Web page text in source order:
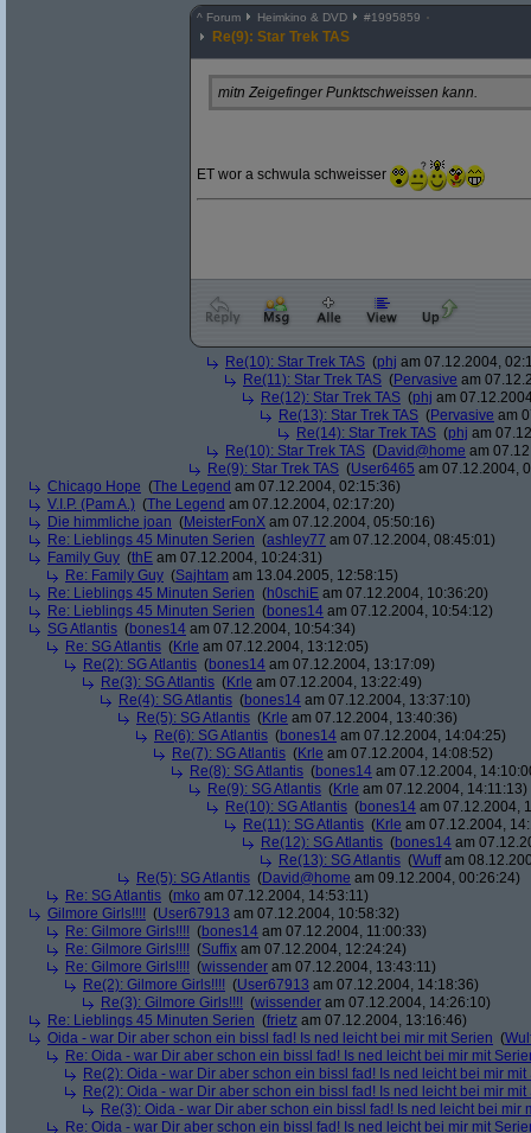
^ Forum Heimkino & DVD #1995859
Re(9): Star Trek TAS
mitn Zeigefinger Punktschweissen kann.
ET wor a schwula schweisser
Re(10): Star Trek TAS (phj am 07.12.2004,
Re(11): Star Trek TAS (Pervasive am
Re(12): Star Trek TAS (phj am
Re(13): Star Trek TAS (Pervasive am
Re(14): Star Trek TAS (phj am
Re(10): Star Trek TAS (David@home am
Re(9): Star Trek TAS (User6465 am 07.12.2004,
Chicago Hope (The Legend am 07.12.2004, 02:15:36)
V.I.P. (Pam A.) (The Legend am 07.12.2004, 02:17:20)
Die himmliche joan (MeisterFonX am 07.12.2004, 05:50:16)
Re: Lieblings 45 Minuten Serien (ashley77 am 07.12.2004, 08:45:01)
Family Guy (thE am 07.12.2004, 10:24:31)
Re: Family Guy (Sajhtam am 13.04.2005, 12:58:15)
Re: Lieblings 45 Minuten Serien (h0schiE am 07.12.2004, 10:36:20)
Re: Lieblings 45 Minuten Serien (bones14 am 07.12.2004, 10:54:12)
SG Atlantis (bones14 am 07.12.2004, 10:54:34)
Re: SG Atlantis (Krle am 07.12.2004, 13:12:05)
Re(2): SG Atlantis (bones14 am 07.12.2004, 13:17:09)
Re(3): SG Atlantis (Krle am 07.12.2004, 13:22:49)
Re(4): SG Atlantis (bones14 am 07.12.2004, 13:37:10)
Re(5): SG Atlantis (Krle am 07.12.2004, 13:40:36)
Re(6): SG Atlantis (bones14 am 07.12.2004, 14:04:25)
Re(7): SG Atlantis (Krle am 07.12.2004, 14:08:52)
Re(8): SG Atlantis (bones14 am 07.12.2004,
Re(9): SG Atlantis (Krle am 07.12.2004, 14:11:13)
Re(10): SG Atlantis (bones14 am 07.12.2004,
Re(11): SG Atlantis (Krle am 07.12.2004,
Re(12): SG Atlantis (bones14 am
Re(13): SG Atlantis (Wuffam
Re(5): SG Atlantis (David@home am 09.12.2004, 00:26:24)
Re: SG Atlantis (mko am 07.12.2004, 14:53:11)
Gilmore Girls!!!! (User67913 am 07.12.2004, 10:58:32)
Re: Gilmore Girls!!!! (bones14 am 07.12.2004, 11:00:33)
Re: Gilmore Girls!!!! (Suffix am 07.12.2004, 12:24:24)
Re: Gilmore Girls!!!! (wissender am 07.12.2004, 13:43:11)
Re(2): Gilmore Girls!!!! (User67913 am 07.12.2004, 14:18:36)
Re(3): Gilmore Girls!!!! (wissender am 07.12.2004, 14:26:10)
Re: Lieblings 45 Minuten Serien (frietz am 07.12.2004, 13:16:46)
Oida - war Dir aber schon ein bissl fad! Is ned leicht bei mir mit Serien (
Re: Oida - war Dir aber schon ein bissl fad! Is ned leicht bei mir mit
Re(2): Oida - war Dir aber schon ein bissl fad! Is ned leicht bei mir mit
Re(2): Oida - war Dir aber schon ein bissl fad! Is ned leicht bei mir mit
Re(3): Oida - war Dir aber schon ein bissl fad! Is ned leicht bei mir
Re: Oida - war Dir aber schon ein bissl fad! Is ned leicht bei mir mit